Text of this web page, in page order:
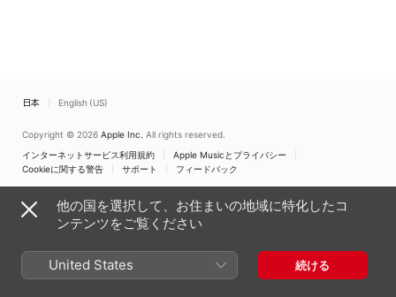
日本 English (US)
Copyright © 2026 Apple Inc. All rights reserved.
インターネットサービス利用規約
Apple Musicとプライバシー
Cookieに関する警告
サポート フィードバック
他の国を選択して、お住まいの地域に特化したコ
ンテンツをご覧ください
United States 続ける